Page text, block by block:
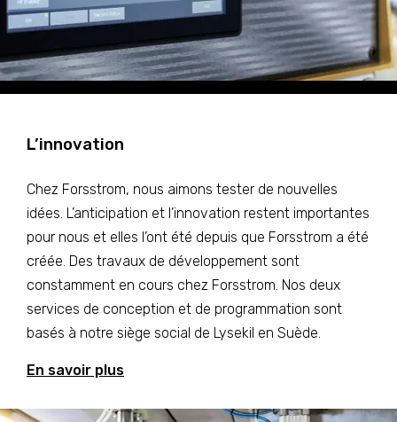
L’innovation
Chez Forsstrom, nous aimons tester de nouvelles
idées. L’anticipation et l’innovation restent importantes
pour nous et elles l’ont été depuis que Forsstrom a été
créée. Des travaux de développement sont
constamment en cours chez Forsstrom. Nos deux
services de conception et de programmation sont
basés à notre siège social de Lysekil en Suède.
En savoir plus